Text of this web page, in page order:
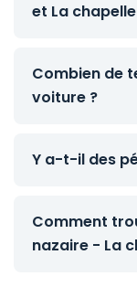
et La
Combien de
voiture ?
Y a-t-il des
Comment
nazaire - La